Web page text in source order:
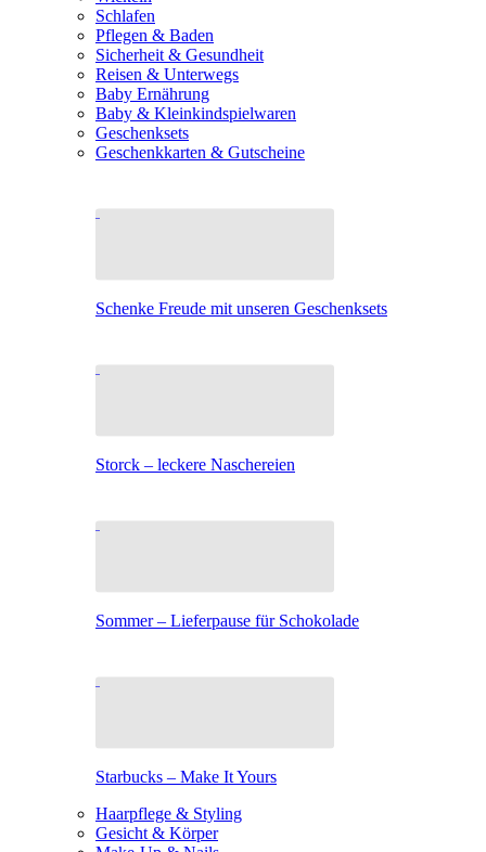
Schlafen
Pflegen & Baden
Sicherheit & Gesundheit
Reisen & Unterwegs
Baby Ernährung
Baby & Kleinkindspielwaren
Geschenksets
Geschenkkarten & Gutscheine
Schenke Freude mit unseren Geschenksets
Storck – leckere Naschereien
Sommer – Lieferpause für Schokolade
Starbucks – Make It Yours
Haarpflege & Styling
Gesicht & Körper